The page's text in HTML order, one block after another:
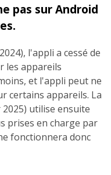
pas sur Android
l'appli a cessé de
les appareils
et l'appli peut ne
certains appareils. La
utilise ensuite
prises en charge par
fonctionnera donc